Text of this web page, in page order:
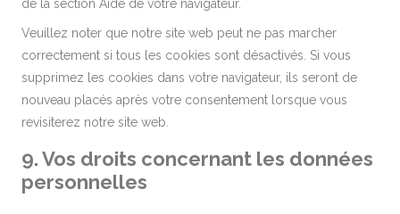
de la section Aide de votre navigateur.
Veuillez noter que notre site web peut ne pas marcher
correctement si tous les cookies sont désactivés. Si vous
supprimez les cookies dans votre navigateur, ils seront de
nouveau placés après votre consentement lorsque vous
revisiterez notre site web.
9. Vos droits concernant les données
personnelles